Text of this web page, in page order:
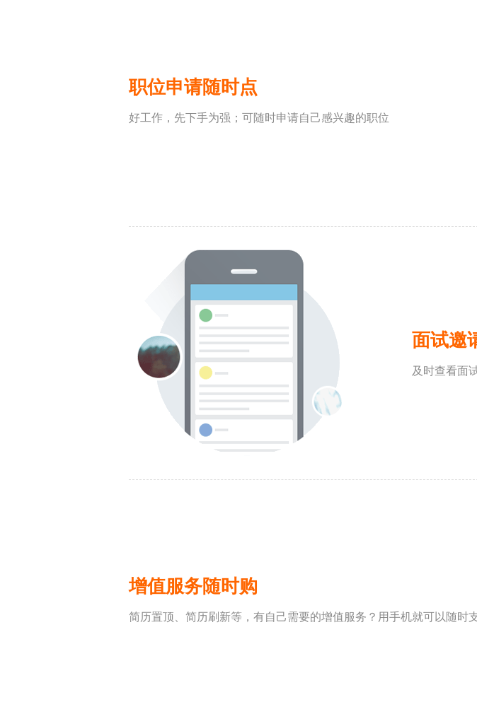
职位申请随时点
好工作，先下手为强；可随时申请自己感兴趣的职位
面试邀
及时查看面
增值服务随时购
简历置顶、简历刷新等，有自己需要的增值服务？用手机就可以随时